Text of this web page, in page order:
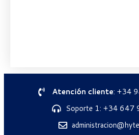
Atención cliente: +34
Soporte 1: +34 647